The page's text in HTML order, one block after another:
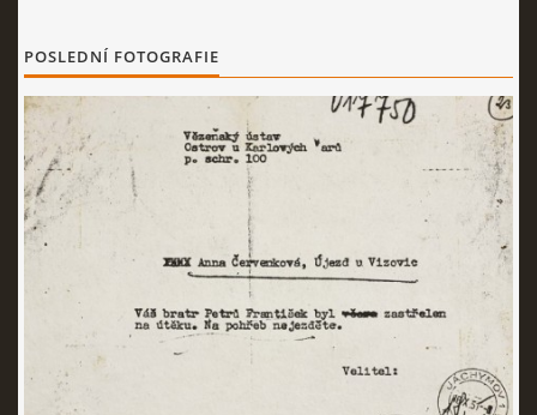
POSLEDNÍ FOTOGRAFIE